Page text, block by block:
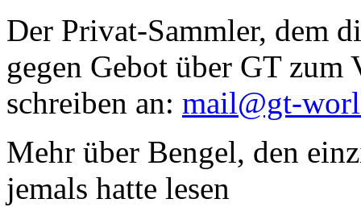
Der Privat-Sammler, dem
gegen Gebot über GT zum
schreiben an: mail@gt-
Mehr über Bengel, den
jemals hatte lesen